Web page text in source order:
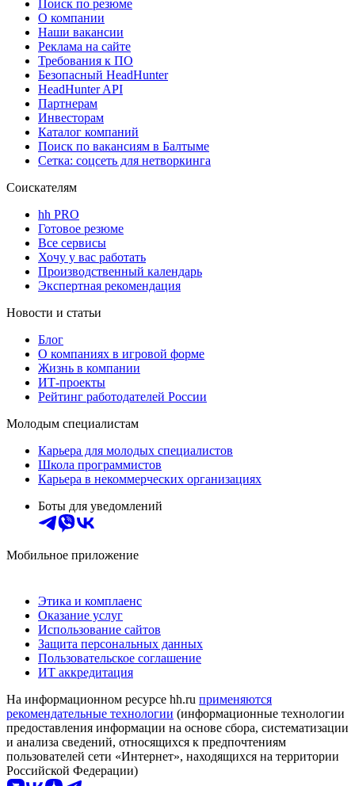
Поиск по резюме
О компании
Наши вакансии
Реклама на сайте
Требования к ПО
Безопасный HeadHunter
HeadHunter API
Партнерам
Инвесторам
Каталог компаний
Поиск по вакансиям в Балтыме
Сетка: соцсеть для нетворкинга
Соискателям
hh PRO
Готовое резюме
Все сервисы
Хочу у вас работать
Производственный календарь
Экспертная рекомендация
Новости и статьи
Блог
О компаниях в игровой форме
Жизнь в компании
ИТ-проекты
Рейтинг работодателей России
Молодым специалистам
Карьера для молодых специалистов
Школа программистов
Карьера в некоммерческих организациях
Боты для уведомлений
Мобильное приложение
Этика и комплаенс
Оказание услуг
Использование сайтов
Защита персональных данных
Пользовательское соглашение
ИТ аккредитация
На информационном ресурсе hh.ru применяются
рекомендательные технологии (информационные технологии
предоставления информации на основе сбора, систематизации
и анализа сведений, относящихся к предпочтениям
пользователей сети «Интернет», находящихся на территории
Российской Федерации)